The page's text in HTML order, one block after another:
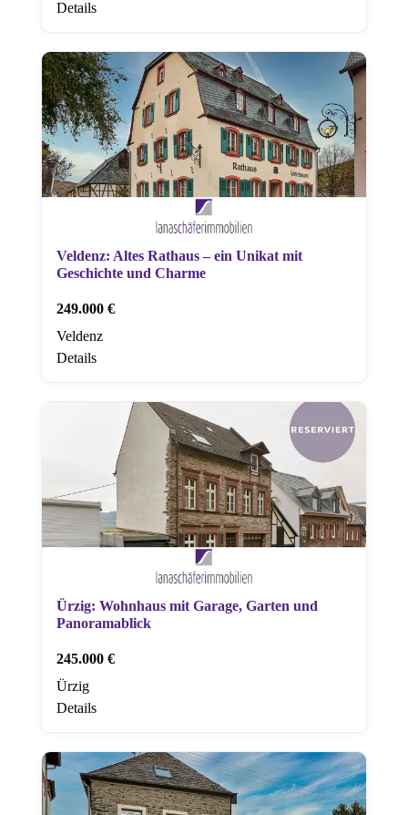
Details
Veldenz: Altes Rathaus – ein Unikat mit
Geschichte und Charme
249.000 €
Veldenz
Details
Ürzig: Wohnhaus mit Garage, Garten und
Panoramablick
245.000 €
Ürzig
Details